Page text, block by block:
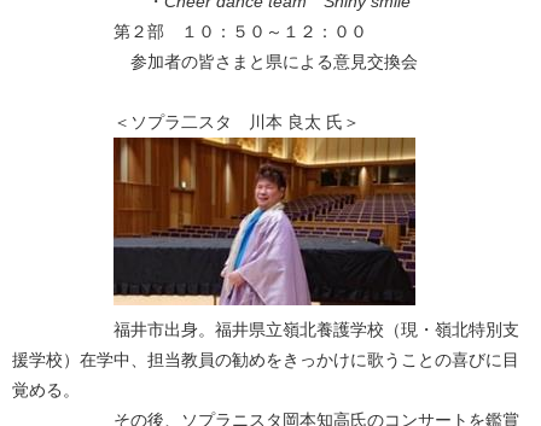
第２部 １０：５０～１２：００
参加者の皆さまと県による意見交換会
＜ソプラ二スタ 川本 良太 氏＞
福井市出身。福井県立嶺北養護学校（現・嶺北特別支
援学校）在学中、担当教員の勧めをきっかけに歌うことの喜びに目
覚める。
その後、ソプラニスタ岡本知高氏のコンサートを鑑賞